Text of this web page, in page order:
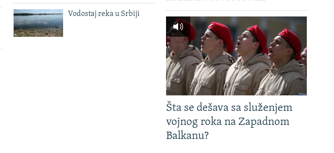
Vodostaj reka u Srbiji
Šta se dešava sa služenjem
vojnog roka na Zapadnom
Balkanu?